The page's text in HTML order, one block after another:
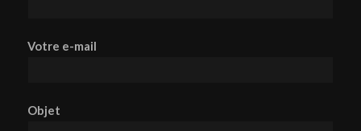
Votre e-mail
Objet